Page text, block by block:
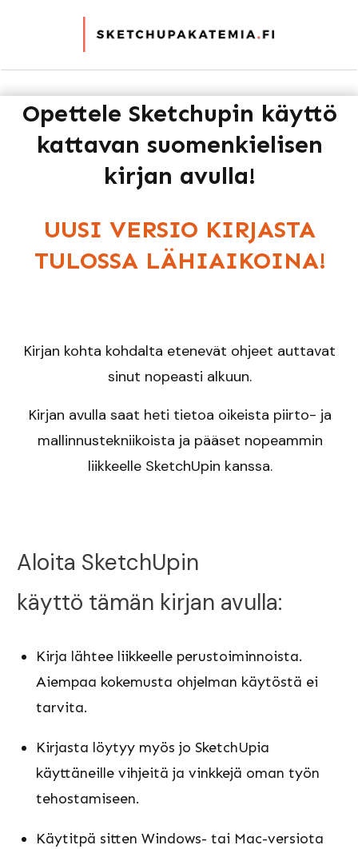
Opettele Sketchupin käyttö
kattavan suomenkielisen
kirjan avulla!
UUSI VERSIO KIRJASTA
TULOSSA LÄHIAIKOINA!
Kirjan kohta kohdalta etenevät ohjeet auttavat
sinut nopeasti alkuun.
Kirjan avulla saat heti tietoa oikeista piirto- ja
mallinnustekniikoista ja pääset nopeammin
liikkeelle SketchUpin kanssa.
Aloita SketchUpin
käyttö tämän kirjan avulla:
Kirja lähtee liikkeelle perustoiminnoista.
Aiempaa kokemusta ohjelman käytöstä ei
tarvita.
Kirjasta löytyy myös jo SketchUpia
käyttäneille vihjeitä ja vinkkejä oman työn
tehostamiseen.
Käytitpä sitten Windows- tai Mac-versiota